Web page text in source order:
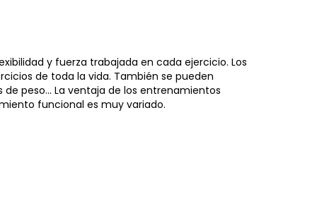
y fuerza trabajada en cada ejercicio. Los
de toda la vida. También se pueden
peso... La ventaja de los entrenamientos
funcional es muy variado.